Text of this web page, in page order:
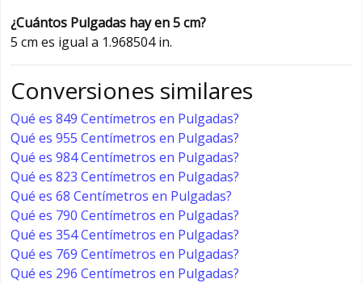
¿Cuántos Pulgadas hay en 5 cm?
5 cm es igual a 1.968504 in.
Conversiones similares
Qué es 849 Centímetros en Pulgadas?
Qué es 955 Centímetros en Pulgadas?
Qué es 984 Centímetros en Pulgadas?
Qué es 823 Centímetros en Pulgadas?
Qué es 68 Centímetros en Pulgadas?
Qué es 790 Centímetros en Pulgadas?
Qué es 354 Centímetros en Pulgadas?
Qué es 769 Centímetros en Pulgadas?
Qué es 296 Centímetros en Pulgadas?